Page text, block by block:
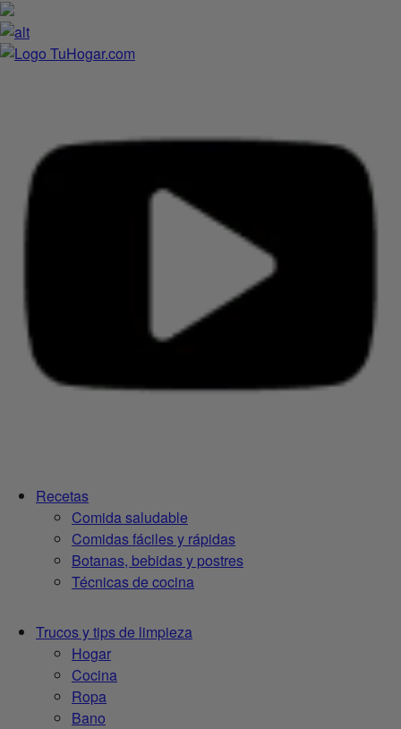
Recetas
Comida saludable
Comidas fáciles y rápidas
Botanas, bebidas y postres
Técnicas de cocina
Trucos y tips de limpieza
Hogar
Cocina
Ropa
Bano